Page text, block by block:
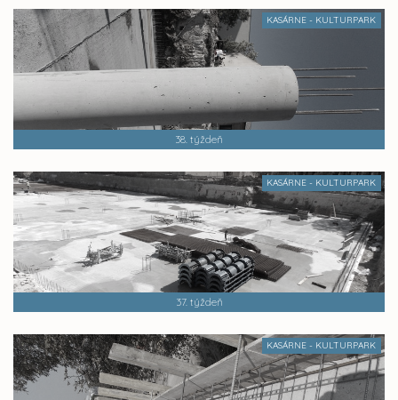
KASÁRNE - KULTURPARK
38. týždeň
KASÁRNE - KULTURPARK
37. týždeň
KASÁRNE - KULTURPARK